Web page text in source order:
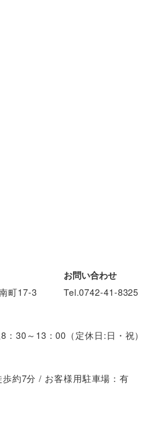
町17-3
お問い合わせ
Tel.0742-41-8325
30～13：00（定休日:日・祝）
約7分 / お客様用駐車場：有